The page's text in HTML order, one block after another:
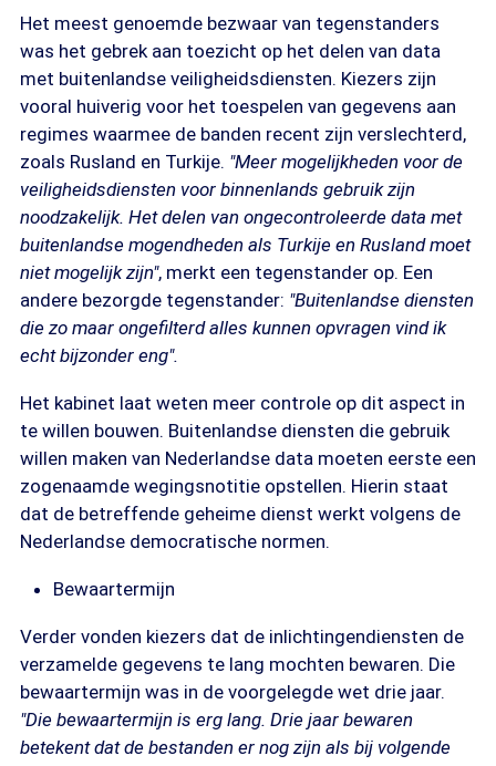
Het meest genoemde bezwaar van tegenstanders
was het gebrek aan toezicht op het delen van data
met buitenlandse veiligheidsdiensten. Kiezers zijn
vooral huiverig voor het toespelen van gegevens aan
regimes waarmee de banden recent zijn verslechterd,
zoals Rusland en Turkije. "Meer mogelijkheden voor de
veiligheidsdiensten voor binnenlands gebruik zijn
noodzakelijk. Het delen van ongecontroleerde data met
buitenlandse mogendheden als Turkije en Rusland moet
niet mogelijk zijn", merkt een tegenstander op. Een
andere bezorgde tegenstander: "Buitenlandse diensten
die zo maar ongefilterd alles kunnen opvragen vind ik
echt bijzonder eng".
Het kabinet laat weten meer controle op dit aspect in
te willen bouwen. Buitenlandse diensten die gebruik
willen maken van Nederlandse data moeten eerste een
zogenaamde wegingsnotitie opstellen. Hierin staat
dat de betreffende geheime dienst werkt volgens de
Nederlandse democratische normen.
Bewaartermijn
Verder vonden kiezers dat de inlichtingendiensten de
verzamelde gegevens te lang mochten bewaren. Die
bewaartermijn was in de voorgelegde wet drie jaar.
"Die bewaartermijn is erg lang. Drie jaar bewaren
betekent dat de bestanden er nog zijn als bij volgende